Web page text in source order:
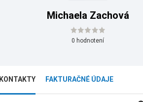
Michaela Zachová
0 hodnotení
KONTAKTY FAKTURAČNÉ ÚDAJE